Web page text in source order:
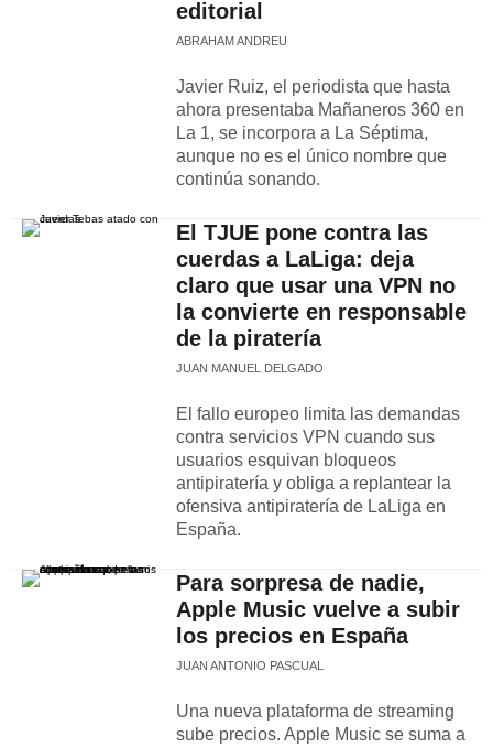
editorial
ABRAHAM ANDREU
Javier Ruiz, el periodista que hasta
ahora presentaba Mañaneros 360 en
La 1, se incorpora a La Séptima,
aunque no es el único nombre que
continúa sonando.
El TJUE pone contra las
cuerdas a LaLiga: deja
claro que usar una VPN no
la convierte en responsable
de la piratería
JUAN MANUEL DELGADO
El fallo europeo limita las demandas
contra servicios VPN cuando sus
usuarios esquivan bloqueos
antipiratería y obliga a replantear la
ofensiva antipiratería de LaLiga en
España.
Para sorpresa de nadie,
Apple Music vuelve a subir
los precios en España
JUAN ANTONIO PASCUAL
Una nueva plataforma de streaming
sube precios. Apple Music se suma a